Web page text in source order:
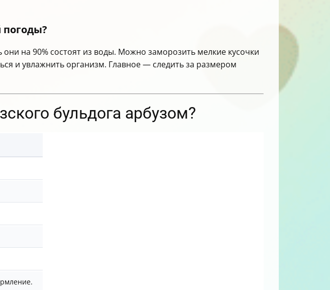
на 90% состоят из воды. Можно заморозить мелкие кусочки
и увлажнить организм. Главное — следить за размером
бульдога арбузом?